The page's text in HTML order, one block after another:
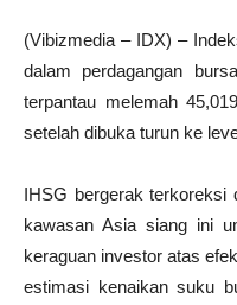
(Vibizmedia – IDX) –
dalam perdagangan
terpantau melemah
setelah dibuka turun ke
IHSG bergerak terkoreksi
kawasan Asia siang ini
keraguan investor atas
estimasi kenaikan suku